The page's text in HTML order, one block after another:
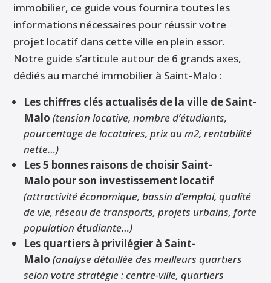
immobilier, ce guide vous fournira toutes les
informations nécessaires pour réussir votre
projet locatif dans cette ville en plein essor.
Notre guide s’articule autour de 6 grands axes,
dédiés au marché immobilier à Saint-Malo :
Les chiffres clés actualisés de la ville de Saint-
Malo (tension locative, nombre d’étudiants,
pourcentage de locataires, prix au m2, rentabilité
nette…)
Les 5 bonnes raisons de choisir Saint-
Malo pour son investissement locatif
(attractivité économique, bassin d’emploi, qualité
de vie, réseau de transports, projets urbains, forte
population étudiante…)
Les quartiers à privilégier à Saint-
Malo (analyse détaillée des meilleurs quartiers
selon votre stratégie : centre-ville, quartiers